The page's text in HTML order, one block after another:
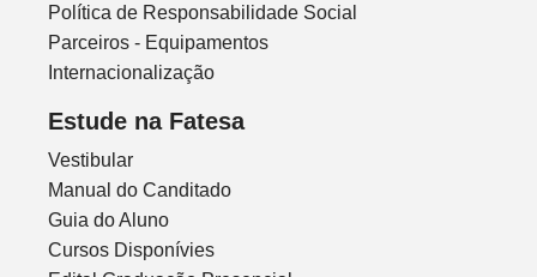
Política de Responsabilidade Social
Parceiros - Equipamentos
Internacionalização
Estude na Fatesa
Vestibular
Manual do Canditado
Guia do Aluno
Cursos Disponívies